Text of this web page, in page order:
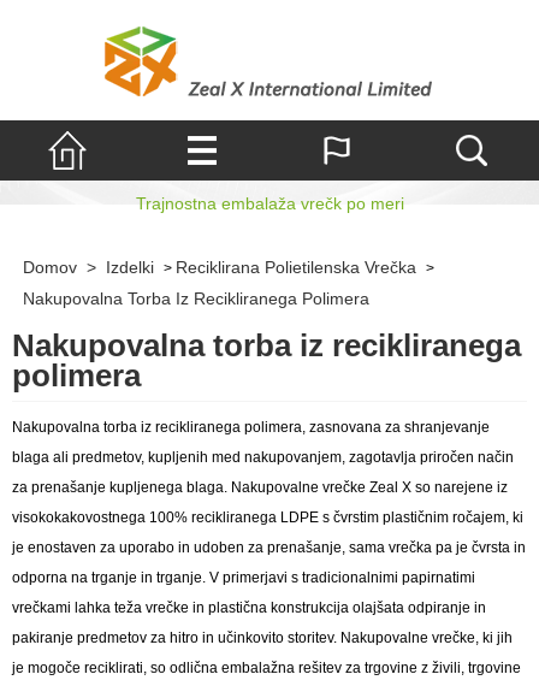
Nakupovalna torba iz recikliranega polimera
Trajnostna embalaža vrečk po meri
Domov > Izdelki > Reciklirana Polietilenska Vrečka >
Nakupovalna Torba Iz Recikliranega Polimera
Nakupovalna torba iz recikliranega
polimera
Nakupovalna torba iz recikliranega polimera, zasnovana za shranjevanje
blaga ali predmetov, kupljenih med nakupovanjem, zagotavlja priročen način
za prenašanje kupljenega blaga. Nakupovalne vrečke Zeal X so narejene iz
visokokakovostnega 100% recikliranega LDPE s čvrstim plastičnim ročajem, ki
je enostaven za uporabo in udoben za prenašanje, sama vrečka pa je čvrsta in
odporna na trganje in trganje. V primerjavi s tradicionalnimi papirnatimi
vrečkami lahka teža vrečke in plastična konstrukcija olajšata odpiranje in
pakiranje predmetov za hitro in učinkovito storitev. Nakupovalne vrečke, ki jih
je mogoče reciklirati, so odlična embalažna rešitev za trgovine z živili, trgovine